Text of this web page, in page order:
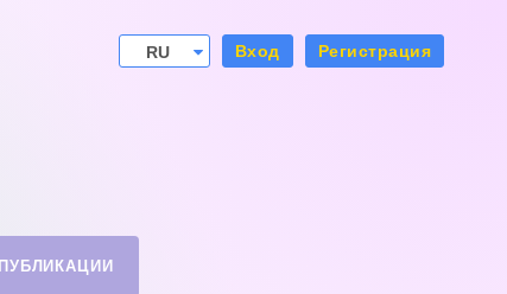
RU
Вход Регистрация
ПУБЛИКАЦИИ